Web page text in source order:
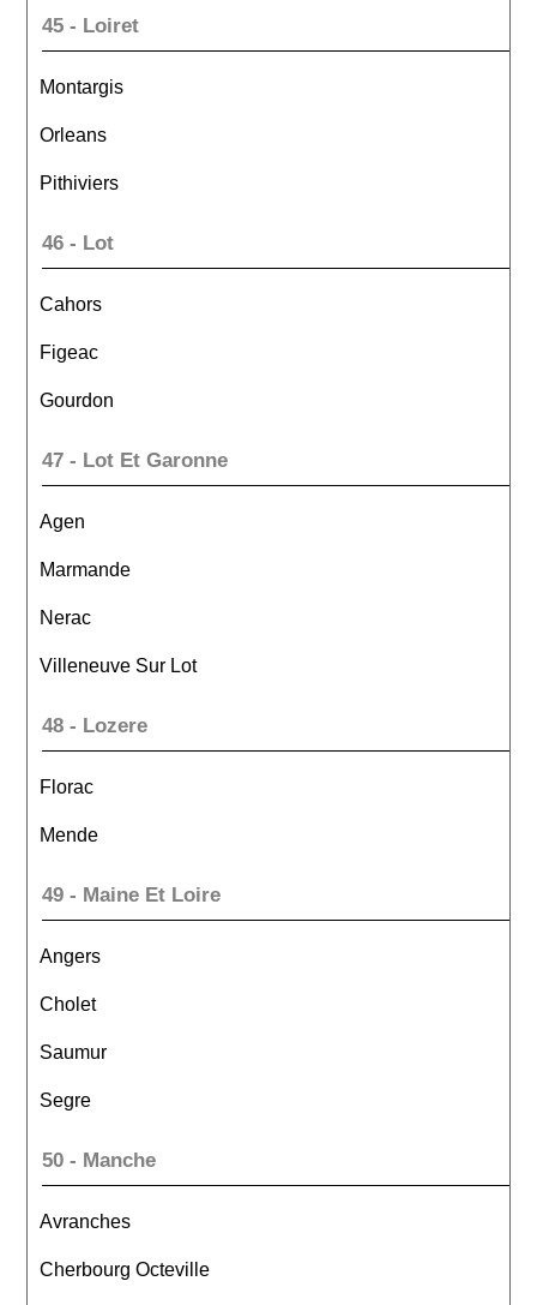
45 - Loiret
Montargis
Orleans
Pithiviers
46 - Lot
Cahors
Figeac
Gourdon
47 - Lot Et Garonne
Agen
Marmande
Nerac
Villeneuve Sur Lot
48 - Lozere
Florac
Mende
49 - Maine Et Loire
Angers
Cholet
Saumur
Segre
50 - Manche
Avranches
Cherbourg Octeville